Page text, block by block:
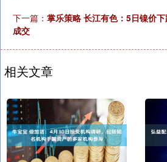
下一篇： 掌乐策略 长江有色：5日镍价
成交
相关文章